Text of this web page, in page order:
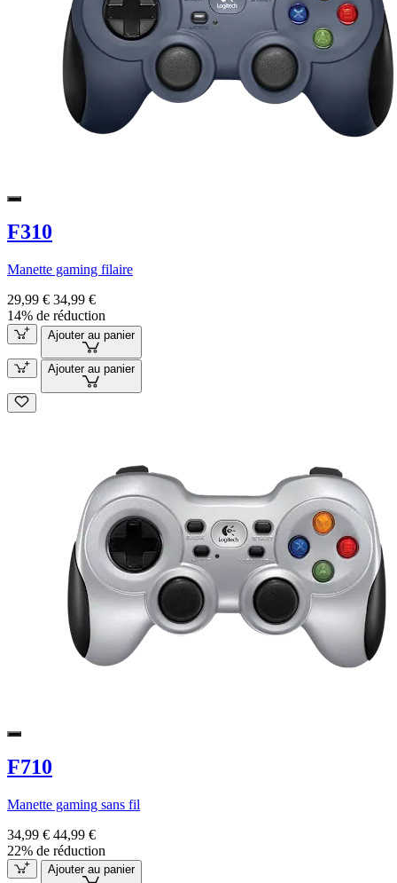
F310
Manette gaming filaire
29,99 € 34,99 €
14% de réduction
Ajouter au panier
Ajouter au panier
F710
Manette gaming sans fil
34,99 € 44,99 €
22% de réduction
Ajouter au panier